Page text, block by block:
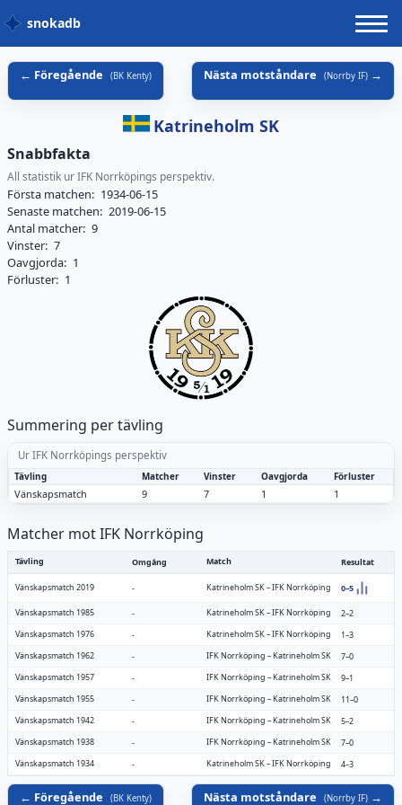
snokadb
Föregående (BK Kenty) Nästa motståndare (Norrby IF)
Katrineholm SK
Snabbfakta
All statistik ur IFK Norrköpings perspektiv.
Första matchen: 1934-06-15
Senaste matchen: 2019-06-15
Antal matcher: 9
Vinster: 7
Oavgjorda: 1
Förluster: 1
Summering per tävling
Ur IFK Norrköpings perspektiv
Tävling Matcher Vinster Oavgjorda Förluster
Vänskapsmatch 9 7 1 1
Matcher mot IFK Norrköping
Tävling Omgång Match Resultat
Vänskapsmatch 2019 - Katrineholm SK–IFK Norrköping 0–5
Vänskapsmatch 1985 - Katrineholm SK–IFK Norrköping
2–2
Vänskapsmatch 1976
- Katrineholm SK–IFK Norrköping
1–3
Vänskapsmatch 1962
- IFK Norrköping –Katrineholm SK
7–0
Vänskapsmatch 1957
- IFK Norrköping –Katrineholm SK
9–1
Vänskapsmatch 1955
- IFK Norrköping –Katrineholm SK
11–0
Vänskapsmatch 1942
- IFK Norrköping –Katrineholm SK
5–2
Vänskapsmatch 1938
- IFK Norrköping –Katrineholm SK
7–0
Vänskapsmatch 1934
- Katrineholm SK–IFK Norrköping 4–3
Föregående (BK Kenty) Nästa motståndare (Norrby IF)